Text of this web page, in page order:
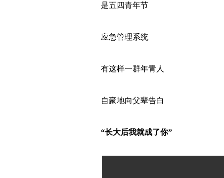
是五四青年节
应急管理系统
有这样一群年青人
自豪地向父辈告白
“长大后我就成了你”